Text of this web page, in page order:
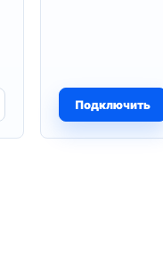
Подключить